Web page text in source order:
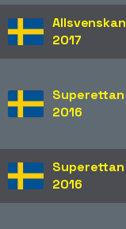
Allsvenskan
2017
Superettan
2016
Superettan
2016